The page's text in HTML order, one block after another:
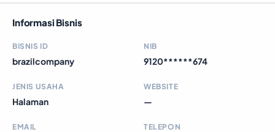
Informasi Bisnis
BISNIS ID
brazilcompany
NIB
9120******674
JENIS USAHA
Halaman
WEBSITE
—
EMAIL TELEPON